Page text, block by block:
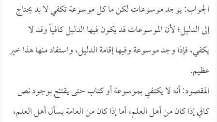
الجواب: يوجد موسوعات لكن ما كل موسوعة تكفي لا بد يحتاج
إلى الدليل؛ لأن الموسوعات قد يكون فيها الدليل كافياً وقد لا
يكفي، فإذا وجد موسوعة وفيها إقامة الدليل، واستفاد منها هذا خير
عظيم.
المقصود: أنه لا يكتفي بموسوعة أو كتاب حتى يقتنع بوجود نص
كافي إذا كان من أهل العلم، أما إذا كان من العامة يسأل أهل العلم،